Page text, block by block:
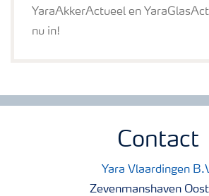
YaraAkkerActueel en
nu in!
Contact
Yara Vlaardingen
Zevenmanshaven